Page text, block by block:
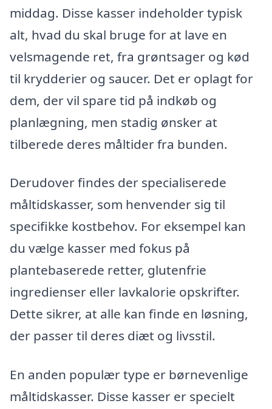
middag. Disse kasser indeholder typisk
alt, hvad du skal bruge for at lave en
velsmagende ret, fra grøntsager og kød
til krydderier og saucer. Det er oplagt for
dem, der vil spare tid på indkøb og
planlægning, men stadig ønsker at
tilberede deres måltider fra bunden.
Derudover findes der specialiserede
måltidskasser, som henvender sig til
specifikke kostbehov. For eksempel kan
du vælge kasser med fokus på
plantebaserede retter, glutenfrie
ingredienser eller lavkalorie opskrifter.
Dette sikrer, at alle kan finde en løsning,
der passer til deres diæt og livsstil.
En anden populær type er børnevenlige
måltidskasser. Disse kasser er specielt